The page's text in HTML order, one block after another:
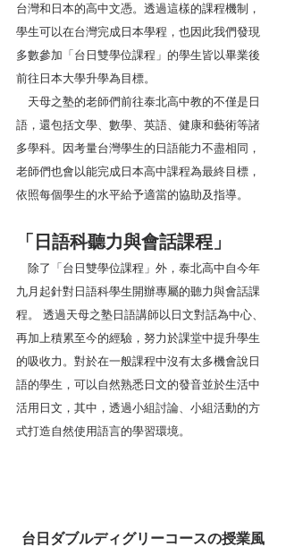
台灣和日本的高中文憑。透過這樣的課程機制，
學生可以在台灣完成日本學程，也因此我們發現
多數參加「台日雙學位課程」的學生皆以畢業後
前往日本大學升學為目標。
天母之塾的老師們前往泰北高中教的不僅是日
語，還包括文學、數學、英語、健康和藝術等諸
多學科。因考量台灣學生的日語能力不盡相同，
老師們也會以能完成日本高中課程為最終目標，
依照每個學生的水平給予適當的協助及指導。
「日語科聽力與會話課程」
除了「台日雙學位課程」外，泰北高中自今年
九月起針對日語科學生開辦專屬的聽力與會話課
程。 透過天母之塾日語講師以日文對話為中心、
再加上積累至今的經驗，努力於課堂中提升學生
的吸收力。對於在一般課程中沒有太多機會說日
語的學生，可以自然熟悉日文的發音並於生活中
活用日文，其中，透過小組討論、小組活動的方
式打造自然使用語言的學習環境。
台日ダブルディグリーコースの授業風